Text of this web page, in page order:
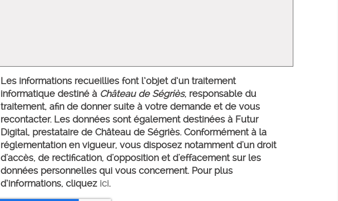
Les informations recueillies font l’objet d’un traitement
informatique destiné à Château de Ségriès, responsable du
traitement, afin de donner suite à votre demande et de vous
recontacter. Les données sont également destinées à Futur
Digital, prestataire de Château de Ségriès. Conformément à la
réglementation en vigueur, vous disposez notamment d'un droit
d'accès, de rectification, d'opposition et d'effacement sur les
données personnelles qui vous concernent. Pour plus
d’informations, cliquez ici.